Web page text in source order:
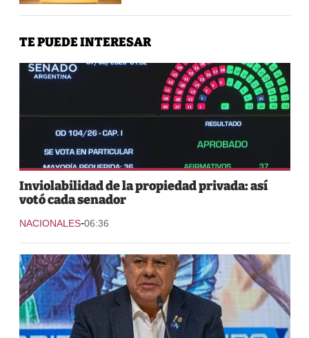
TE PUEDE INTERESAR
Inviolabilidad de la propiedad privada: así
votó cada senador
NACIONALES-06:36